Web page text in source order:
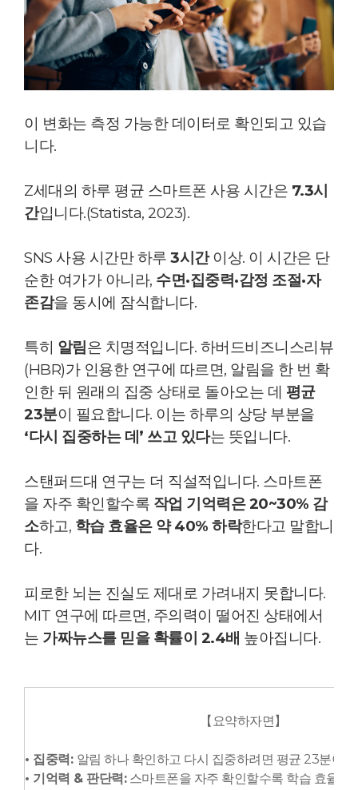
이 변화는 측정 가능한 데이터로 확인되고 있습
니다.
Z세대의 하루 평균 스마트폰 사용 시간은 7.3시
간입니다.(Statista, 2023).
SNS 사용 시간만 하루 3시간이상. 이 시간은 단
순한 여가가 아니라, 수면·집중력·감정 조절·자
존감을 동시에 잠식합니다.
특히 알림 은 치명적입니다. 하버드비즈니스리뷰
(HBR)가 인용한 연구에 따르면, 알림을 한 번 확
인한 뒤 원래의 집중 상태로 돌아오는 데 평균
23분이 필요합니다. 이는 하루의 상당 부분을
‘다시 집중하는 데’ 쓰고 있다는 뜻입니다.
스탠퍼드대 연구는 더 직설적입니다. 스마트폰
을 자주 확인할수록 작업 기억력은 20~30% 감
소하고, 학습 효율은 약 40% 하락한다고 말합니
다.
피로한 뇌는 진실도 제대로 가려내지 못합니다.
MIT 연구에 따르면, 주의력이 떨어진 상태에서
는 가짜뉴스를 믿을 확률이 2.4배 높아집니다.
【 요약하자면】
• 집중력: 알림 하나 확인하고 다시 집중하려면 평균 23분이
• 기억력 & 판단력:스마트폰을 자주 확인할수록 학습 효율이